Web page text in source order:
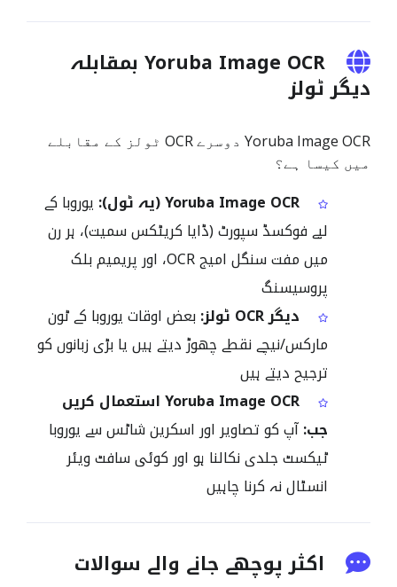
Yoruba Image OCR بمقابلہ
دیگر ٹولز
Yoruba Image OCR دوسرے OCR ٹولز کے مقابلے
میں کیسا ہے؟
Yoruba Image OCR (یہ ٹول):
یوروبا کے
لیے فوکسڈ سپورٹ (ڈایا کریٹکس سمیت)، ہر رن
میں مفت سنگل امیج OCR، اور پریمیم بلک
پروسیسنگ
دیگر OCR ٹولز:
بعض اوقات یوروبا کے ٹون
مارکس/نیچے نقطے چھوڑ دیتے ہیں یا بڑی زبانوں کو
ترجیح دیتے ہیں
Yoruba Image OCR استعمال کریں
جب:آپ کو تصاویر اور اسکرین شاٹس سے یوروبا
ٹیکسٹ جلدی نکالنا ہو اور کوئی سافٹ ویئر
انسٹال نہ کرنا چاہیں
اکثر پوچھے جانے والے سوالات